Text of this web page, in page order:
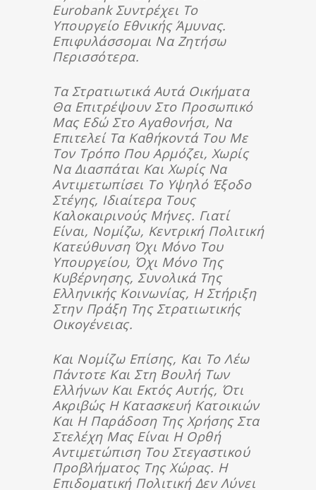
Eurobank Συντρέχει Το
Υπουργείο Εθνικής Άμυνας.
Επιφυλάσσομαι Να Ζητήσω
Περισσότερα.
Τα Στρατιωτικά Αυτά Οικήματα
Θα Επιτρέψουν Στο Προσωπικό
Μας Εδώ Στο Αγαθονήσι, Να
Επιτελεί Τα Καθήκοντά Του Με
Τον Τρόπο Που Αρμόζει, Χωρίς
Να Διασπάται Και Χωρίς Να
Αντιμετωπίσει Το Υψηλό Έξοδο
Στέγης, Ιδιαίτερα Τους
Καλοκαιρινούς Μήνες. Γιατί
Είναι, Νομίζω, Κεντρική Πολιτική
Κατεύθυνση Όχι Μόνο Του
Υπουργείου, Όχι Μόνο Της
Κυβέρνησης, Συνολικά Της
Ελληνικής Κοινωνίας, Η Στήριξη
Στην Πράξη Της Στρατιωτικής
Οικογένειας.
Και Νομίζω Επίσης, Και Το Λέω
Πάντοτε Και Στη Βουλή Των
Ελλήνων Και Εκτός Αυτής, Ότι
Ακριβώς Η Κατασκευή Κατοικιών
Και Η Παράδοση Της Χρήσης Στα
Στελέχη Μας Είναι Η Ορθή
Αντιμετώπιση Του Στεγαστικού
Προβλήματος Της Χώρας. Η
Επιδοματική Πολιτική Δεν Λύνει